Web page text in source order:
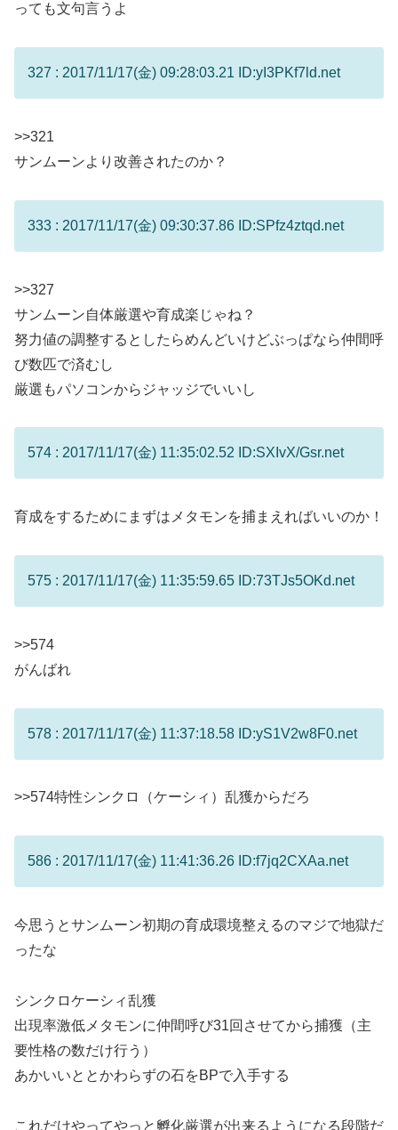
っても文句言うよ
327 : 2017/11/17(金) 09:28:03.21 ID:yI3PKf7ld.net
>>321
サンムーンより改善されたのか？
333 : 2017/11/17(金) 09:30:37.86 ID:SPfz4ztqd.net
>>327
サンムーン自体厳選や育成楽じゃね？
努力値の調整するとしたらめんどいけどぶっぱなら仲間呼
び数匹で済むし
厳選もパソコンからジャッジでいいし
574 : 2017/11/17(金) 11:35:02.52 ID:SXIvX/Gsr.net
育成をするためにまずはメタモンを捕まえればいいのか！
575 : 2017/11/17(金) 11:35:59.65 ID:73TJs5OKd.net
>>574
がんばれ
578 : 2017/11/17(金) 11:37:18.58 ID:yS1V2w8F0.net
>>574特性シンクロ（ケーシィ）乱獲からだろ
586 : 2017/11/17(金) 11:41:36.26 ID:f7jq2CXAa.net
今思うとサンムーン初期の育成環境整えるのマジで地獄だ
ったな
シンクロケーシィ乱獲
出現率激低メタモンに仲間呼び31回させてから捕獲（主
要性格の数だけ行う）
あかいいととかわらずの石をBPで入手する
これだけやってやっと孵化厳選が出来るようになる段階だ